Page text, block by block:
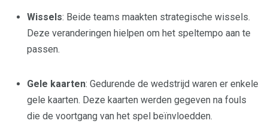
Wissels: Beide teams maakten strategische wissels.
Deze veranderingen hielpen om het speltempo aan te
passen.
Gele kaarten: Gedurende de wedstrijd waren er enkele
gele kaarten. Deze kaarten werden gegeven na fouls
die de voortgang van het spel beïnvloedden.